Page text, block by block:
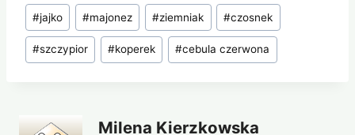
Tagi
wpisu:
#jajko #majonez #ziemniak #czosnek
#szczypior #koperek #cebula czerwona
Milena Kierzkowska